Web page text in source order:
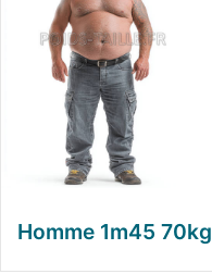
Homme 1m45 70kg